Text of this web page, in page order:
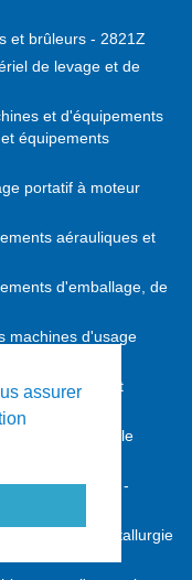
assurer
et brûleurs - 2821Z
de levage et de
et d'équipements
équipements
portatif à moteur
aérauliques et
d'emballage, de
machines d'usage
agricoles et
outils pour le
machines-outils -
pour la métallurgie